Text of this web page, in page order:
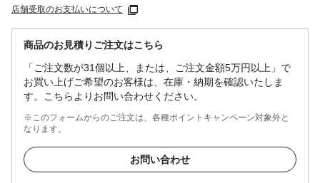
店舗受取のお支払いについて
商品のお見積りご注文はこちら
「ご注文数が31個以上、または、ご注文金額5万円以上」で
お買い上げご希望のお客様は、在庫・納期を確認いたしま
す。こちらよりお問い合わせください。
※このフォームからのご注文は、各種ポイントキャンペーン対象外と
なります。
お問い合わせ